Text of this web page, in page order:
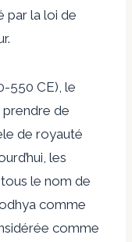
par la loi de
550 CE), le
de
de royauté
les
le nom de
comme
comme